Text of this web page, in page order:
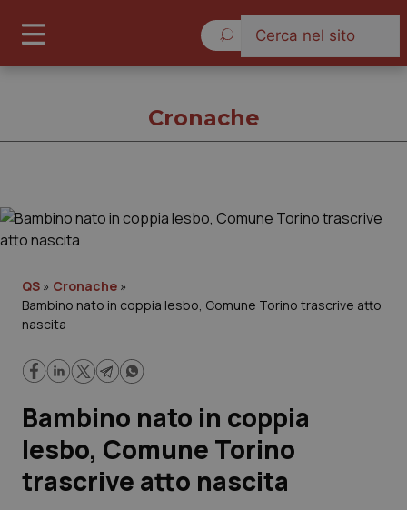
Governo e Parlamento
Regioni e Asl
Lavoro e Professioni
Scienza e Farmaci
Studi e Analisi
Cronache
QS » Cronache »
Bambino nato in coppia lesbo, Comune Torino trascrive atto
nascita
Bambino nato in coppia
lesbo, Comune Torino
trascrive atto nascita